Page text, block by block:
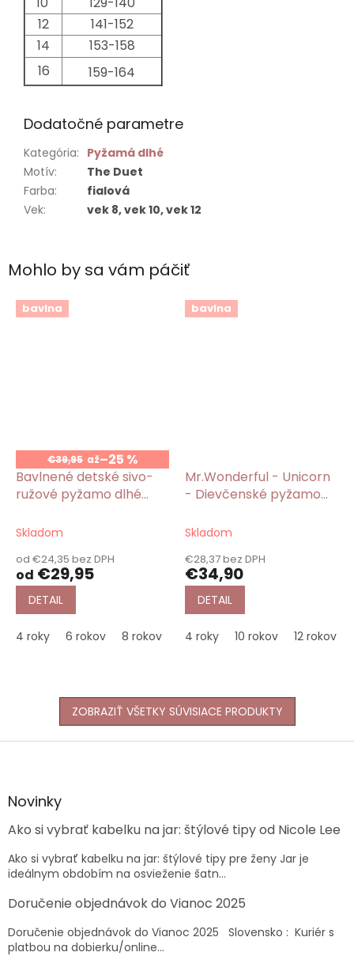
Mohlo by sa vám páčiť
bavlna
€39,95 až–25 %
Bavlnené detské sivo-
ružové pyžamo dlhé
Skladom
od €24,35 bez DPH
od €29,95
DETAIL
4 roky 6 rokov 8 rokov 10 rokov 16 rokov
bavlna
Mr.Wonderful - Unicorn
- Dievčenské pyžamo
Skladom
€28,37 bez DPH
€34,90
DETAIL
4 roky 10 rokov 12 rokov
ZOBRAZIŤ VŠETKY SÚVISIACE PRODUKTY
12
141-152
14
153-158
16
159-164
Dodatočné parametre
Kategória: Pyžamá dlhé
Motív:
The Duet
Farba:
fialová
Vek: vek 8, vek 10, vek 12
Z
äNovinky
Ako si vybrať kabelku na jar: štýlové tipy od Nicole Lee
Ako si vybrať kabelku na jar: štýlové tipy pre ženy Jar je
ideálnym obdobím na osvieženie šatn...
Doručenie objednávok do Vianoc 2025
Doručenie objednávok do Vianoc 2025 Slovensko : Kuriér s
platbou na dobierku/online...